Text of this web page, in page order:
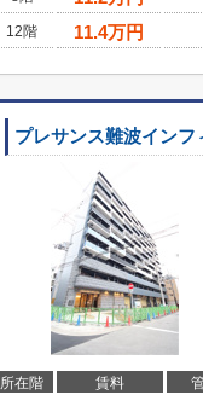
12階 11.4万円
プレサンス難波インフ
所在階 賃料